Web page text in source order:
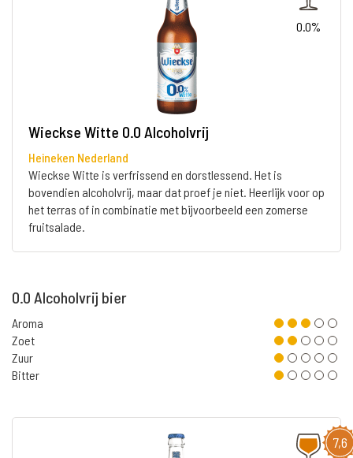
0.0%
Wieckse Witte 0.0 Alcoholvrij
Heineken Nederland
Wieckse Witte is verfrissend en dorstlessend. Het is
bovendien alcoholvrij, maar dat proef je niet. Heerlijk voor op
het terras of in combinatie met bijvoorbeeld een zomerse
fruitsalade.
0.0 Alcoholvrij bier
Aroma
Zoet
Zuur
Bitter
7,6